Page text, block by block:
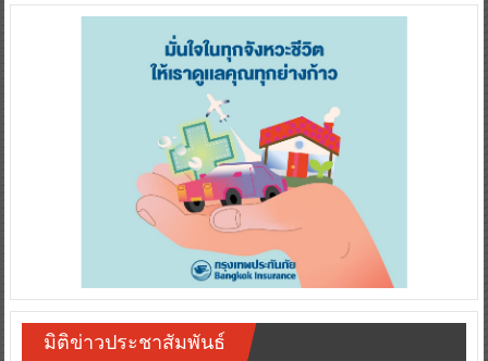
มิติข่าวประชาสัมพันธ์